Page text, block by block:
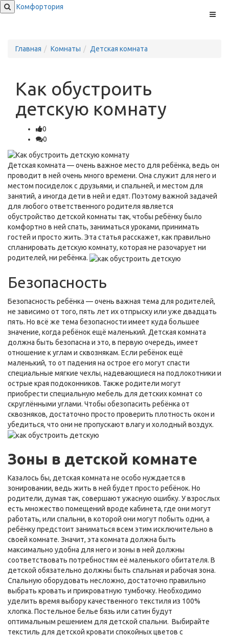
Меню
Комфортория
Главная Комнаты Детская комната
Как обустроить
детскую комнату
0
0
Детская комната — очень важное место для ребёнка, ведь он
проводит в ней очень много времени. Она служит для него и
местом посиделок с друзьями, и спальней, и местом для
занятий, а иногда дети в ней и едят. Поэтому важной задачей
для любого ответственного родителя является
обустройство детской комнаты так, чтобы ребёнку было
комфортно в ней спать, заниматься уроками, принимать
гостей и просто жить. Эта статья расскажет, как правильно
спланировать детскую комнату, которая не разочарует ни
родителей, ни ребёнка.
Безопасность
Безопасность ребёнка — очень важная тема для родителей,
не зависимо от того, пять лет их отпрыску или уже двадцать
пять. Но всё же тема безопасности имеет куда большее
значение, когда ребёнок ещё маленький. Детская комната
должна быть безопасна и это, в первую очередь, имеет
отношение к углам и сквознякам. Если ребёнок ещё
маленький, то от падения на острое его могут спасти
специальные мягкие чехлы, надевающиеся на подлокотники и
острые края подоконников. Также родители могут
приобрести специальную мебель для детских комнат со
скруглёнными углами. Чтобы обезопасить ребёнка от
сквозняков, достаточно просто проверить плотность окон и
убедиться, что они не пропускают влагу и холодный воздух.
Зоны в детской комнате
Казалось бы, детская комната не особо нуждается в
зонировании, ведь жить в ней будет просто ребёнок. Но
родители, думая так, совершают ужасную ошибку. У взрослых
есть множество помещений вроде кабинета, где они могут
работать, или спальни, в которой они могут побыть одни, а
ребёнку предстоит заниматься всем этим исключительно в
своей комнате. Значит, эта комната должна быть
максимально удобна для него и зоны в ней должны
соответствовать потребностям её маленького обитателя. В
детской обязательно должны быть спальная и рабочая зона.
Спальную оборудовать несложно, достаточно правильно
выбрать кровать и прикроватную тумбочку. Необходимо
уделить время выбору качественного текстиля из 100%
хлопка. Постельное белье бязь или сатин будут
оптимальным решением для детской спальни. Выбирайте
текстиль для детской кровати спокойных цветов с